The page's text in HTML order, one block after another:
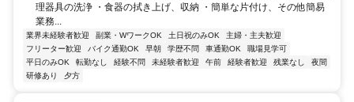
理器具の洗浄 ・食器の拭き上げ、収納 ・簡単な片付け、その他簡易
業務...
業界未経験者歓迎 副業・WワークOK 土日祝のみOK
主婦・主夫歓迎
フリーター歓迎
バイク通勤OK 早朝 学歴不問 車通勤OK
職場見学可
平日のみOK
転勤なし 経験不問 未経験者歓迎 午前 経験者歓迎 残業なし
夜間
研修あり
夕方